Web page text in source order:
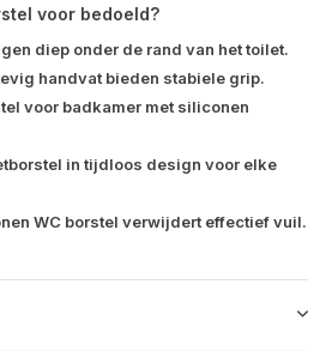
voor bedoeld?
diep onder de rand van het toilet.
handvat bieden stabiele grip.
voor badkamer met siliconen
in tijdloos design voor elke
WC borstel verwijdert effectief vuil.